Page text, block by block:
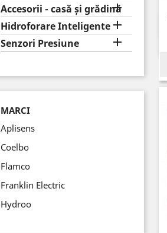
Accesorii - casă și grădină

Hidroforare Inteligente 
Senzori Presiune 
MARCI
Aplisens
Coelbo
Flamco
Franklin Electric
Hydroo